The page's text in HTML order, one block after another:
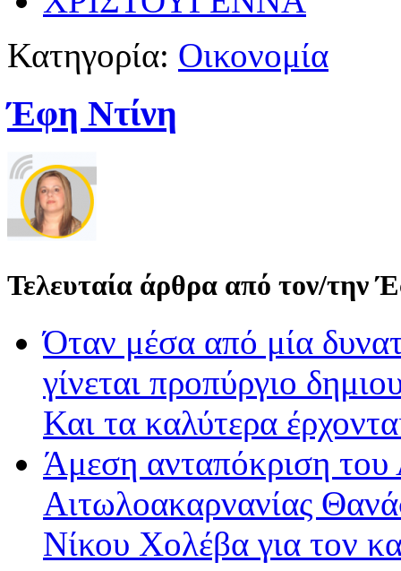
Κατηγορία: Οικονομία
Έφη Ντίνη
Τελευταία άρθρα από τον/την
Όταν μέσα από μία
γίνεται προπύργιο
Και τα καλύτερα
Άμεση ανταπόκριση του
Αιτωλοακαρνανίας
Νίκου Χολέβα για τον